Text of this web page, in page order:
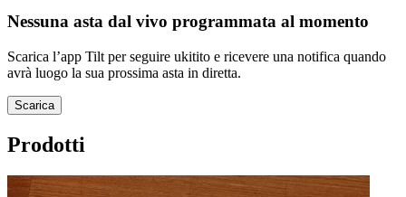
Nessuna asta dal vivo programmata al momento
Scarica l’app Tilt per seguire ukitito e ricevere una notifica quando
avrà luogo la sua prossima asta in diretta.
Scarica
Prodotti